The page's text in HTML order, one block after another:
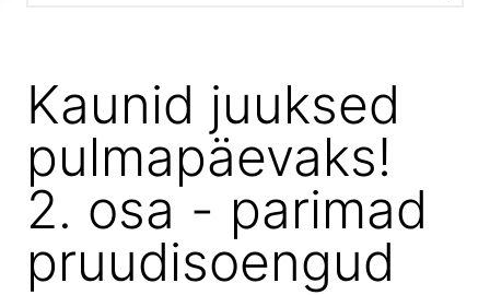
Kaunid juuksed
pulmapäevaks!
2. osa - parimad
pruudisoengud